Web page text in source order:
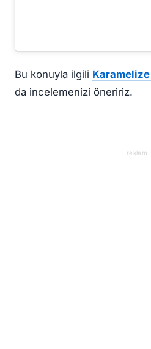
Bu konuyla ilgili
da incelemenizi öneririz.
reklam